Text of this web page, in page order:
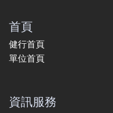
首頁
健行首頁
單位首頁
資訊服務